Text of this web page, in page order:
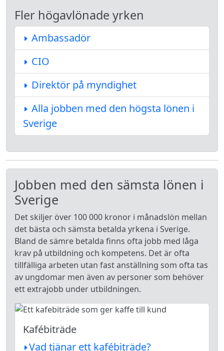
Fler högavlönade yrken
Ambassadör
CIO
Direktör på myndighet
Alla jobben med den högsta lönen i
Sverige
Jobben med den sämsta lönen i
Sverige
Det skiljer över 100 000 kronor i månadslön mellan
det bästa och sämsta betalda yrkena i Sverige.
Bland de sämre betalda finns ofta jobb med låga
krav på utbildning och kompetens. Det är ofta
tillfälliga arbeten utan fast anställning som ofta tas
av ungdomar men även av personer som behöver
ett extrajobb under utbildningen.
Kafébiträde
Vad tjänar ett kafébiträde?